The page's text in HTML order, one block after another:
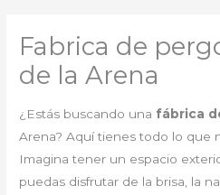
Fabrica de
de la Arena
¿Estás buscando una fábrica
Arena? Aquí tienes todo lo que
Imagina tener un espacio
puedas disfrutar de la brisa, la